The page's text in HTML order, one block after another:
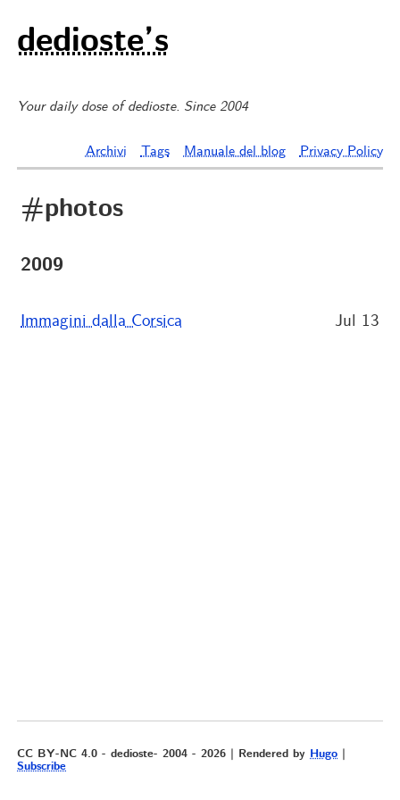
dedioste’s
Your daily dose of dedioste. Since 2004
Archivi Tags Manuale del blog Privacy Policy
#photos
2009
Immagini dalla Corsica Jul 13
CC BY-NC 4.0 - dedioste- 2004 - 2026 | Rendered byHugo |
Subscribe